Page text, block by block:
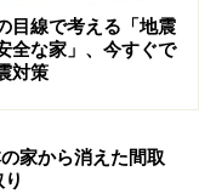
がちな油はねは、手
解消される。オプシ
ナップ）
にちょうど手元を
オープンと比較す
目線で考える「地震
全な家」、今すぐで
対策
家から消えた間取